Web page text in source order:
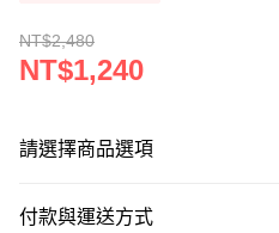
NT$2,480
NT$1,240
請選擇商品選項
付款與運送方式